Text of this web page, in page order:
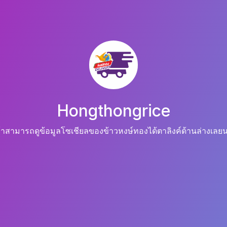
Hongthongrice
สามารถดูข้อมูลโซเชียลของข้าวหงษ์ทองได้ตาลิงค์ด้านล่างเลย